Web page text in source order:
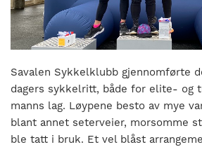
til
bli
en
folkesport.
Savalen Sykkelklubb gjennomførte
dagers sykkelritt, både for elite- og
manns lag. Løypene besto av mye
blant annet seterveier, morsomme
ble tatt i bruk. Et vel blåst